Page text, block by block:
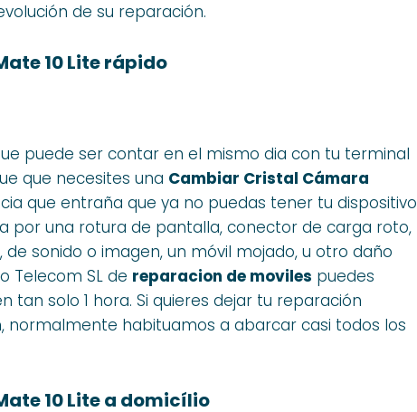
de su reparación.
10 Lite rápido
puede ser contar en el mismo dia con tu terminal
que necesites una Cambiar Cristal Cámara
que entraña que ya no puedas tener tu dispositivo
por una rotura de pantalla, conector de carga roto,
sonido o imagen, un móvil mojado, u otro daño
Telecom SL de reparacion de moviles puedes
solo 1 hora. Si quieres dejar tu reparación
normalmente habituamos a abarcar casi todos los
10 Lite a domicílio